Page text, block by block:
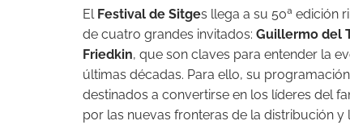
El Festival de Sitges llega a su 50ª edición
de cuatro grandes invitados: Guillermo del
Friedkin, que son claves para entender la
últimas décadas. Para ello, su
destinados a convertirse en los líderes del
por las nuevas fronteras de la distribución